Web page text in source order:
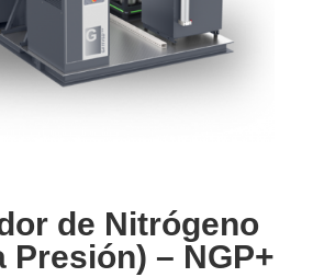
de Nitrógeno
Presión) – NGP+